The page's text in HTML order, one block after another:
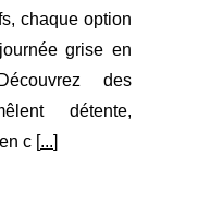
chaque option
grise en
des
détente,
c [...]